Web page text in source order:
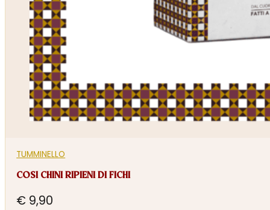
TUMMINELLO
COSI CHINI RIPIENI DI FICHI
€ 9,90